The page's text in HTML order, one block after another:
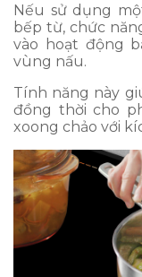
Nếu sử dụng
bếp từ, chức
vào hoạt động
vùng nấu.
Tính năng này
đồng thời cho
xoong chảo với